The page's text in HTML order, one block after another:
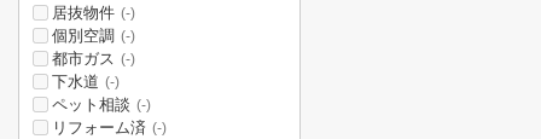
居抜物件 (-)
個別空調 (-)
都市ガス (-)
下水道 (-)
ペット相談 (-)
リフォーム済 (-)